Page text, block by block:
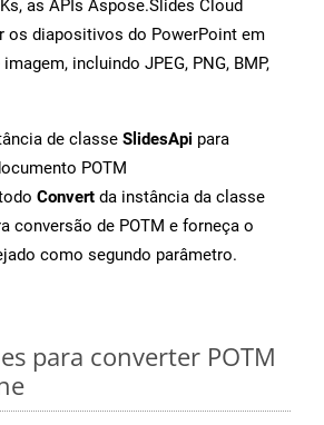
as APIs Aspose.Slides Cloud
os diapositivos do PowerPoint em
incluindo JPEG, PNG, BMP,
de classe SlidesApi para
POTM
Convert da instância da classe
conversão de POTM e forneça o
como segundo parâmetro.
para converter POTM